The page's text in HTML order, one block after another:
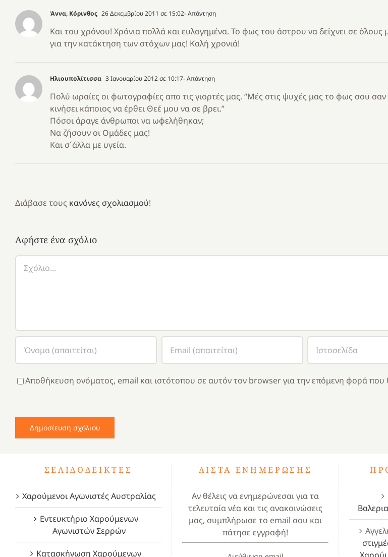
Άννα, Κόρινθος 26 Δεκεμβρίου 2011 σε 15:02- Απάντηση
Και του χρόνου! Χρόνια πολλά και ευλογημένα. Το φως του άστρου να δεἰχνει σε ὀλους
για την κατάκτηση των στόχων μας! Καλή χρονιά!
Ηλιουπολίτισσα 3 Ιανουαρίου 2012 σε 10:17- Απάντηση
Πολύ ωραίες οι φωτογραφίες απο τις γιορτές μας. “Μές στις ψυχές μας το φως σου σαν
κινήσει κάποιος να έρθει Θεέ μου να σε βρει.”
Πόσοι άραγε άνθρωποι να ωφελήθηκαν;
Να ζήσουν οι Ομάδες μας!
Και σ´άλλα με υγεία.
Διάβασε τους κανόνες σχολιασμού!
Αφήστε ένα σχόλιο
Αποθήκευση ονόματος, email και ιστότοπου σε αυτόν τον browser για την επόμενη φορά
ΣΕΛΙΔΟΔΕΊΚΤΕΣ
Χαρούμενοι Αγωνιστές Αυστραλίας
Εντευκτήριο Χαρούμενων
Αγωνιστών Σερρών
Κατασκήνωση Χαρούμενων
ΛΊΣΤΑ ΕΝΗΜΈΡΩΣΗΣ
Αν θέλεις να ενημερώνεσαι για τα
τελευταία νέα και τις ανακοινώσεις
μας, συμπλήρωσε το email σου και
πάτησε εγγραφή!